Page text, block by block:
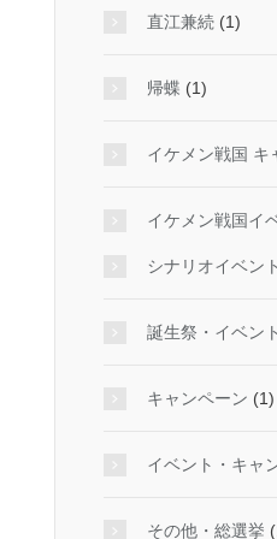
直江兼続 (1)
帰蝶 (1)
イケメン戦国 キ
イケメン戦国イ
シナリオイベント
誕生祭・イベント
キャンペーン (1)
イベント・キャ
その他・総選挙